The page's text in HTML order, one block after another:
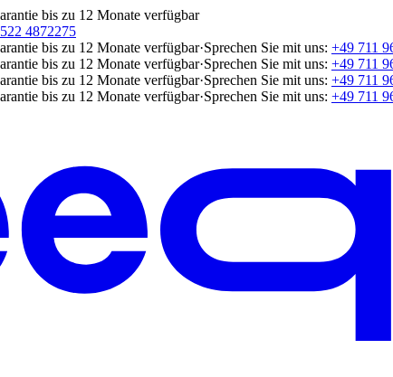
bis zu 12 Monate verfügbar
4872275
bis zu 12 Monate verfügbar·Sprechen Sie mit uns: +49 711
bis zu 12 Monate verfügbar·Sprechen Sie mit uns: +49 711
bis zu 12 Monate verfügbar·Sprechen Sie mit uns: +49 711
bis zu 12 Monate verfügbar·Sprechen Sie mit uns: +49 711